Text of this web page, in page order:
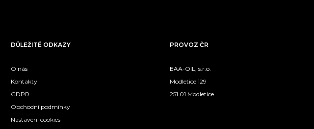
DŮLEŽITÉ ODKAZY
O nás
Kontakty
GDPR
Obchodní podmínky
Nastavení cookies
PROVOZ ČR
EAA-OIL, s.r.o.
Modletice 129
251 01 Modletice